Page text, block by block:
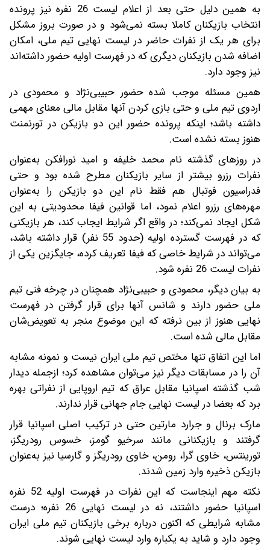
به همین دلیل حتی بعد از اعلام لیست 26 نفره نیز پرونده
انتخاب بازیکنان کاملا بسته نمی‌شود و در صورت بروز مشکل
برای هر یک از نفرات حاضر در لیست نهایی تیم ملی، امکان
اضافه شدن بازیکنان دیگری که در فهرست اولیه حضور داشته‌اند
نیز وجود دارد.
همین مسئله موجب شده حضور حبیبی‌نژاد و محمودی در
اردوی تیم ملی و حتی بازی کردن آنها مقابل مالی معنای مهمی
داشته باشد؛ اینکه پرونده حضور این دو بازیکن در تورنمنت
هنوز بسته نشده است.
در روزهای گذشته نام محمد خلیفه و امید نورافکن به‌عنوان
نفرات رزرو بیشتر از سایر بازیکنان مطرح شده بود و حتی
فدراسیون فوتبال هم فقط نام این دو بازیکن را به‌عنوان
مهره‌های رزرو اعلام نمود، اما قوانین فیفا محدودیتی به این
شکل ایجاد نمی‌کند؛ در واقع اگر شرایط ایجاب کند، هر بازیکنی
که در فهرست گسترده اولیه (حدود 55 نفر) قرار داشته باشد،
می‌تواند در شرایط خاصی که فیفا تعریف کرده، جایگزین یکی از
نفرات لیست 26 نفره شود.
به بیان دیگر، محمودی و حبیبی‌نژاد همچنان در چرخه فنی تیم
ملی حضور دارند و شانس آنها برای قرار گرفتن در فهرست
نهایی هنوز از بین نرفته که این موضوع منجر به تعویض‌شان
مقابل مالی شده است.
اما این اتفاق تنها مختص تیم ملی ایران نیست و نمونه مشابه
آن را در مسابقات دیگر نیز می‌توان مشاهده کرد؛ ازجمله دیدار
شب گذشته اسپانیا مقابل عراق که تیم اروپایی از نفراتی بهره
برد که بعضا در لیست نهایی جام جهانی قرار ندارند.
مارک برنال و جرارد مارتین حتی در ترکیب اصلی اسپانیا قرار
گرفتند و بازیکنانی مانند سرخیو گومز، خسوس رودریگز،
تورینتس، خاوی گرا، رومن، خاوی رودریگز و گارسیا نیز به‌عنوان
بازیکن ذخیره وارد زمین شدند.
نکته مهم اینجاست که این نفرات در فهرست اولیه 52 نفره
اسپانیا حضور داشتند، نه در لیست نهایی 26 نفره؛ درست
مشابه شرایطی که اکنون درباره برخی بازیکنان تیم ملی ایران
وجود دارد و شاید به یکباره وارد لیست نهایی شوند.